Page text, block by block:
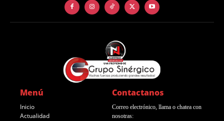
Menú
Inicio
Actualidad
Contactanos
Correo electrónico, llama o chatea con
nosotras: